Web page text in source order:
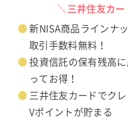
＼三井住友カ
新NISA商品ラインナ
取引手数料無料！
投資信託の保有残高
ってお得！
三井住友カードでク
Vポイントが貯まる